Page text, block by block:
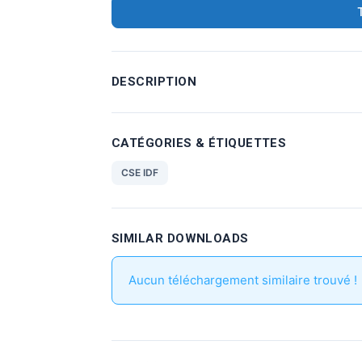
DESCRIPTION
CATÉGORIES & ÉTIQUETTES
CSE IDF
SIMILAR DOWNLOADS
Aucun téléchargement similaire trouvé !